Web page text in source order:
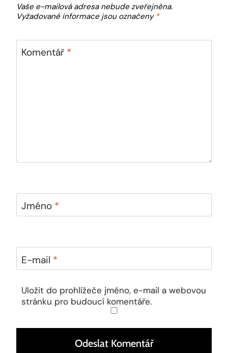
Vaše e-mailová adresa nebude zveřejněna.
Vyžadované informace jsou označeny *
Komentář *
Jméno *
E-mail *
Uložit do prohlížeče jméno, e-mail a webovou
stránku pro budoucí komentáře.